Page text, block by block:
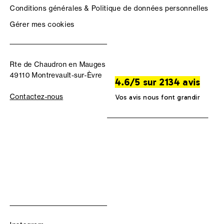
Conditions générales & Politique de données personnelles
Gérer mes cookies
Rte de Chaudron en Mauges
49110 Montrevault-sur-Èvre
Contactez-nous
4.6/5 sur 2134 avis
Vos avis nous font grandir